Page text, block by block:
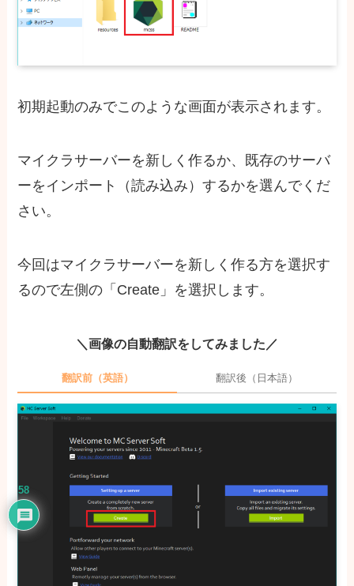
初期起動のみでこのような画面が表示されます。
マイクラサーバーを新しく作るか、既存のサーバ
ーをインポート（読み込み）するかを選んでくだ
さい。
今回はマイクラサーバーを新しく作る方を選択す
るので左側の「Create」を選択します。
＼画像の自動翻訳をしてみました／
翻訳前（英語） 翻訳後（日本語）
58